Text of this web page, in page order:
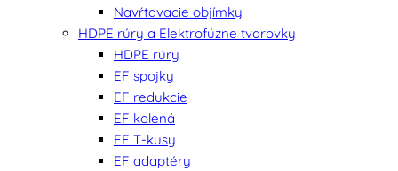
Navŕtavacie objímky
HDPE rúry a Elektrofúzne tvarovky
HDPE rúry
EF spojky
EF redukcie
EF kolená
EF T-kusy
EF adaptéry